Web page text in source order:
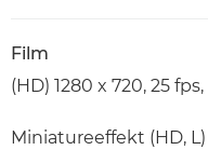
Film
(HD) 1280 x 720, 25
Miniatureeffekt (HD, L)